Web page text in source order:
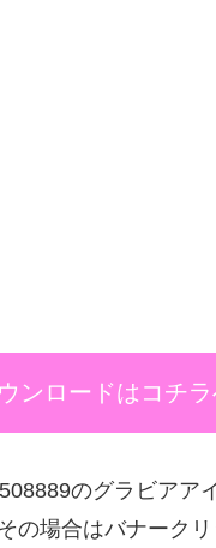
ンロードはコチ
のグラビアア
の場合はバナーク